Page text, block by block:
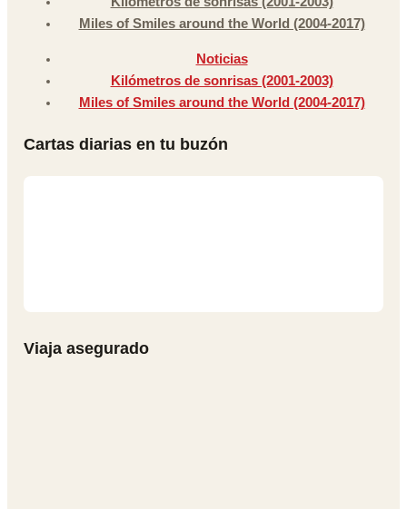
Miles of Smiles around the World (2004-2017)
Noticias
Kilómetros de sonrisas (2001-2003)
Miles of Smiles around the World (2004-2017)
Cartas diarias en tu buzón
Viaja asegurado